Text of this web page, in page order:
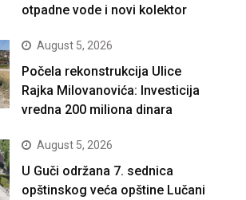
otpadne vode i novi kolektor
August 5, 2026
Počela rekonstrukcija Ulice
Rajka Milovanovića: Investicija
vredna 200 miliona dinara
August 5, 2026
U Guči održana 7. sednica
opštinskog veća opštine Lučani